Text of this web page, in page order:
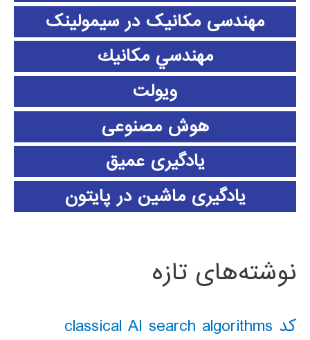
مهندسی مکانیک در سیمولینک
مهندسي مكانيك
ویولت
هوش مصنوعی
یادگیری عمیق
یادگیری ماشین در پایتون
نوشته‌های تازه
کد classical AI search algorithms